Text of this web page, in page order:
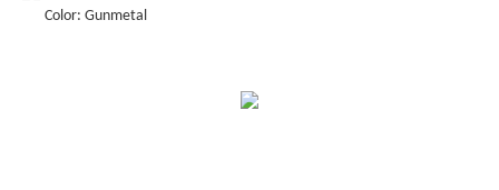
STORE LOCATOR
Color: Gunmetal